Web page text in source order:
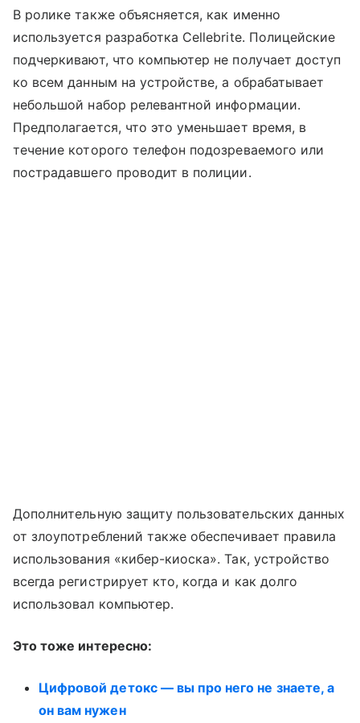
В ролике также объясняется, как именно
используется разработка Cellebrite. Полицейские
подчеркивают, что компьютер не получает доступ
ко всем данным на устройстве, а обрабатывает
небольшой набор релевантной информации.
Предполагается, что это уменьшает время, в
течение которого телефон подозреваемого или
пострадавшего проводит в полиции.
Дополнительную защиту пользовательских данных
от злоупотреблений также обеспечивает правила
использования «кибер-киоска». Так, устройство
всегда регистрирует кто, когда и как долго
использовал компьютер.
Это тоже интересно:
Цифровой детокс — вы про него не знаете, а
он вам нужен